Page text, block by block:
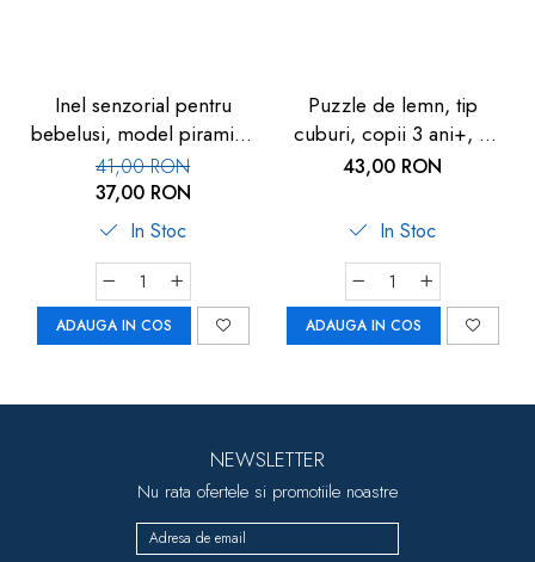
Inel senzorial pentru
bebelusi, model piramida
colorata, cu bile de lemn,
Goki
41,00 RON
37,00 RON
In Stoc
ADAUGA IN COS
Puzzle de lemn, tip
cuburi, copii 3 ani+, 6
modele cu animale, Goki
43,00 RON
In Stoc
ADAUGA IN COS
NEWSLETTER
Nu rata ofertele si promotiile noastre